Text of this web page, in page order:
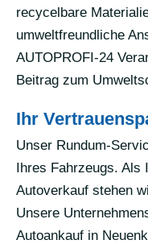
recycelbare
umweltfreundliche
AUTOPROFI-24
Beitrag zum
Ihr
Unser Rundum-
Ihres Fahrzeugs. Als
Autoverkauf stehen
Unsere
Autoankauf in